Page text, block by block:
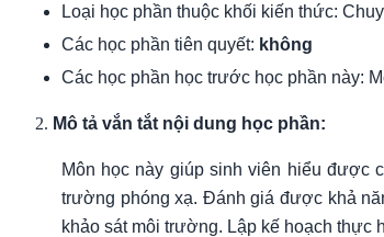
Loại học phần thuộc khối kiến thức:
Các học phần tiên quyết: không
Các học phần học trước học phần này:
Mô tả vắn tắt nội dung học phần:
Môn học này giúp sinh viên hiểu được
trường phóng xạ. Đánh giá được khả
khảo sát môi trường. Lập kế hoạch thực